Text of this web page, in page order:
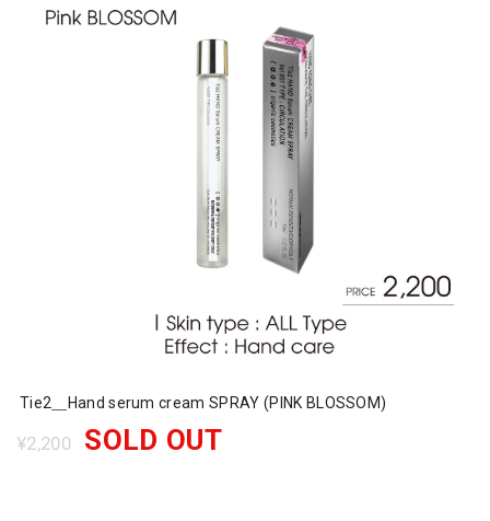
Tie2＿Hand serum cream SPRAY (PINK BLOSSOM)
¥2,200 SOLD OUT